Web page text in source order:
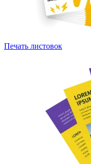
Печать листовок